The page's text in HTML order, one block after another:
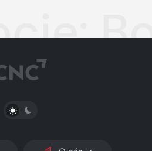
PŘEPNOUT SVĚTLÝ/TMAVÝ REŽIM